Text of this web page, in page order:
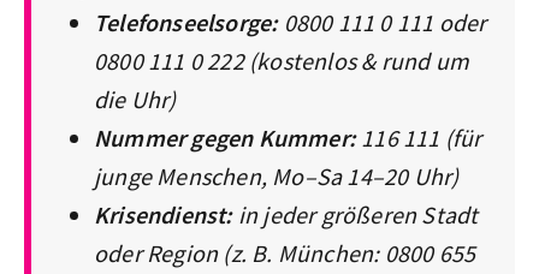
Telefonseelsorge:0800 111 0 111 oder
0800 111 0 222 (kostenlos & rund um
die Uhr)
Nummer gegen Kummer:116 111 (für
junge Menschen, Mo–Sa 14–20 Uhr)
Krisendienst:in jeder größeren Stadt
oder Region (z. B. München: 0800 655